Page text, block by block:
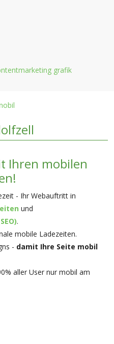
Ihren mobilen
- Ihr Webauftritt in
und
.
mobile Ladezeiten.
- damit Ihre Seite mobil
aller User nur mobil am